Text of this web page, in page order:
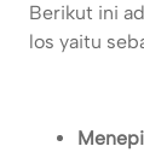
Berikut ini
los yaitu